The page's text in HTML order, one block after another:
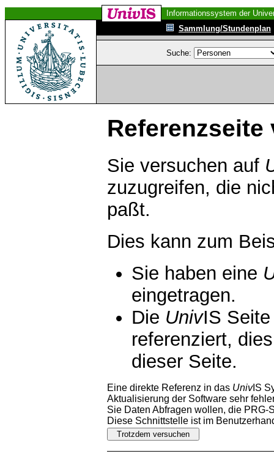
Informationssystem der
Sammlung/Stundenplan
Suche:
Referenzseite
Sie versuchen auf
zuzugreifen, die
paßt.
Dies kann zum
Sie haben eine
eingetragen.
Die UnivIS
referenziert,
dieser Seite.
Eine direkte Referenz in das UnivIS
Aktualisierung der Software sehr
Sie Daten Abfragen wollen, die PRG-
Diese Schnittstelle ist im